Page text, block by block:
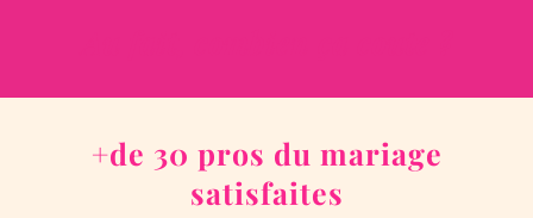
+de 30 pros du mariage
satisfaites